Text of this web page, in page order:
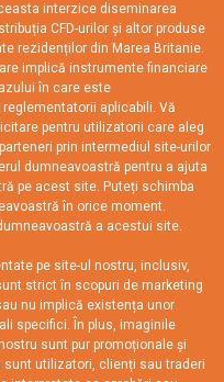
interzice diseminarea
CFD-urilor și altor produse
rezidenților din Marea Britanie.
implică instrumente financiare
în care este
aplicabili. Vă
pentru utilizatorii care aleg
prin intermediul site-urilor
dumneavoastră pentru a ajuta
pe acest site. Puteți schimba
în orice moment.
a acestui site.
pe site-ul nostru, inclusiv,
strict în scopuri de marketing
nu implică existența unor
specifici. În plus, imaginile
sunt pur promoționale și
utilizatori, clienți sau traderi